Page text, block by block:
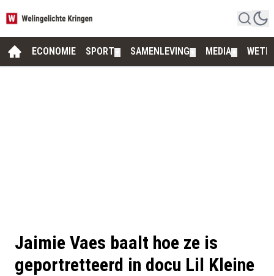
ECONOMIE SPORT SAMENLEVING MEDIA
Jaimie Vaes baalt hoe ze is
geportretteerd in docu Lil Kleine